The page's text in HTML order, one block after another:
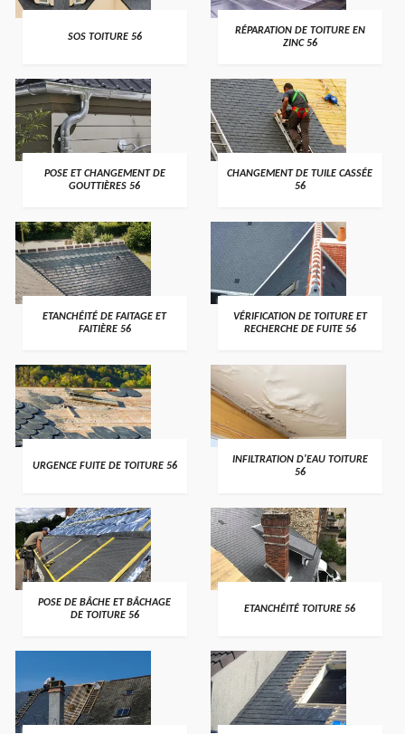
>
SOS TOITURE 56 >
RÉPARATION DE TOITURE EN
ZINC 56
>
POSE ET CHANGEMENT DE
GOUTTIÈRES 56
>
CHANGEMENT DE TUILE CASSÉE
56
>
ETANCHÉITÉ DE FAITAGE ET
FAITIÈRE 56
>
VÉRIFICATION DE TOITURE ET
RECHERCHE DE FUITE 56
>
URGENCE FUITE DE TOITURE 56 >
INFILTRATION D'EAU TOITURE
56
>
POSE DE BÂCHE ET BÂCHAGE
DE TOITURE 56
>
ETANCHÉITÉ TOITURE 56